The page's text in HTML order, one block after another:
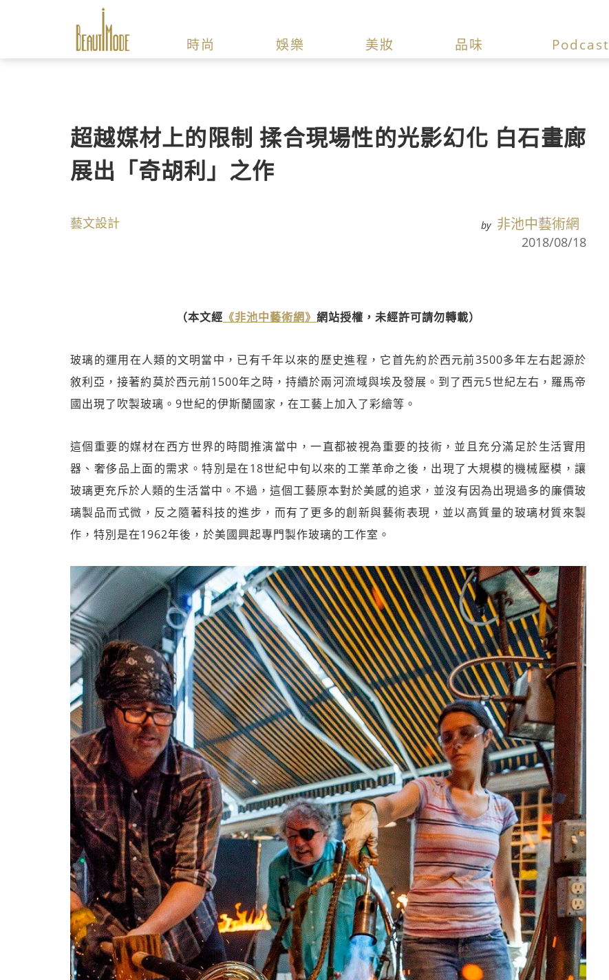
時尚 娛樂 美妝 品味 Podcast
超越媒材上的限制 揉合現場性的光影幻化 白石畫廊
展出「奇胡利」之作
藝文設計 by 非池中藝術網
2018/08/18
（本文經 《非池中藝術網》 網站授權，未經許可請勿轉載）
玻璃的運用在人類的文明當中，已有千年以來的歷史進程，它首先約於西元前3500多年左右起源於
敘利亞，接著約莫於西元前1500年之時，持續於兩河流域與埃及發展。到了西元5世紀左右，羅馬帝
國出現了吹製玻璃。9世紀的伊斯蘭國家，在工藝上加入了彩繪等。
這個重要的媒材在西方世界的時間推演當中，一直都被視為重要的技術，並且充分滿足於生活實用
器、奢侈品上面的需求。特別是在18世紀中旬以來的工業革命之後，出現了大規模的機械壓模，讓
玻璃更充斥於人類的生活當中。不過，這個工藝原本對於美感的追求，並沒有因為出現過多的廉價玻
璃製品而式微，反之隨著科技的進步，而有了更多的創新與藝術表現，並以高質量的玻璃材質來製
作，特別是在1962年後，於美國興起專門製作玻璃的工作室。